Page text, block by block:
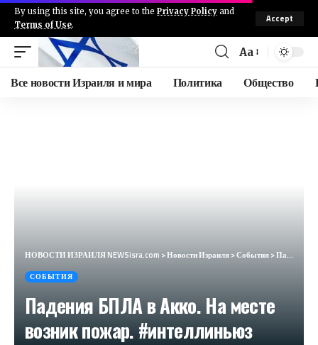
By using this site, you agree to the Privacy Policy and
Terms of Use.
Accept
Aa
Все новости Израиля и мира Политика Общество
НОВОСТИ ИЗРАИЛЯ NEWSisra.com >Новости Израиля>События>Падения БПЛА в Акко. На месте возник пожар. #интеллиньюз
СОБЫТИЯ
Падения БПЛА в Акко. На месте
возник пожар. #интеллиньюз